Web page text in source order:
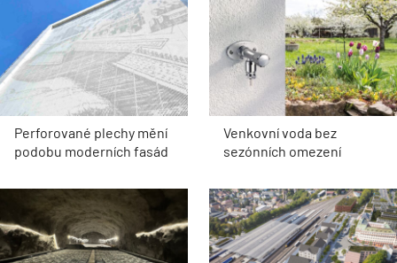
Perforované plechy mění
podobu moderních fasád
Venkovní voda bez
sezónních omezení